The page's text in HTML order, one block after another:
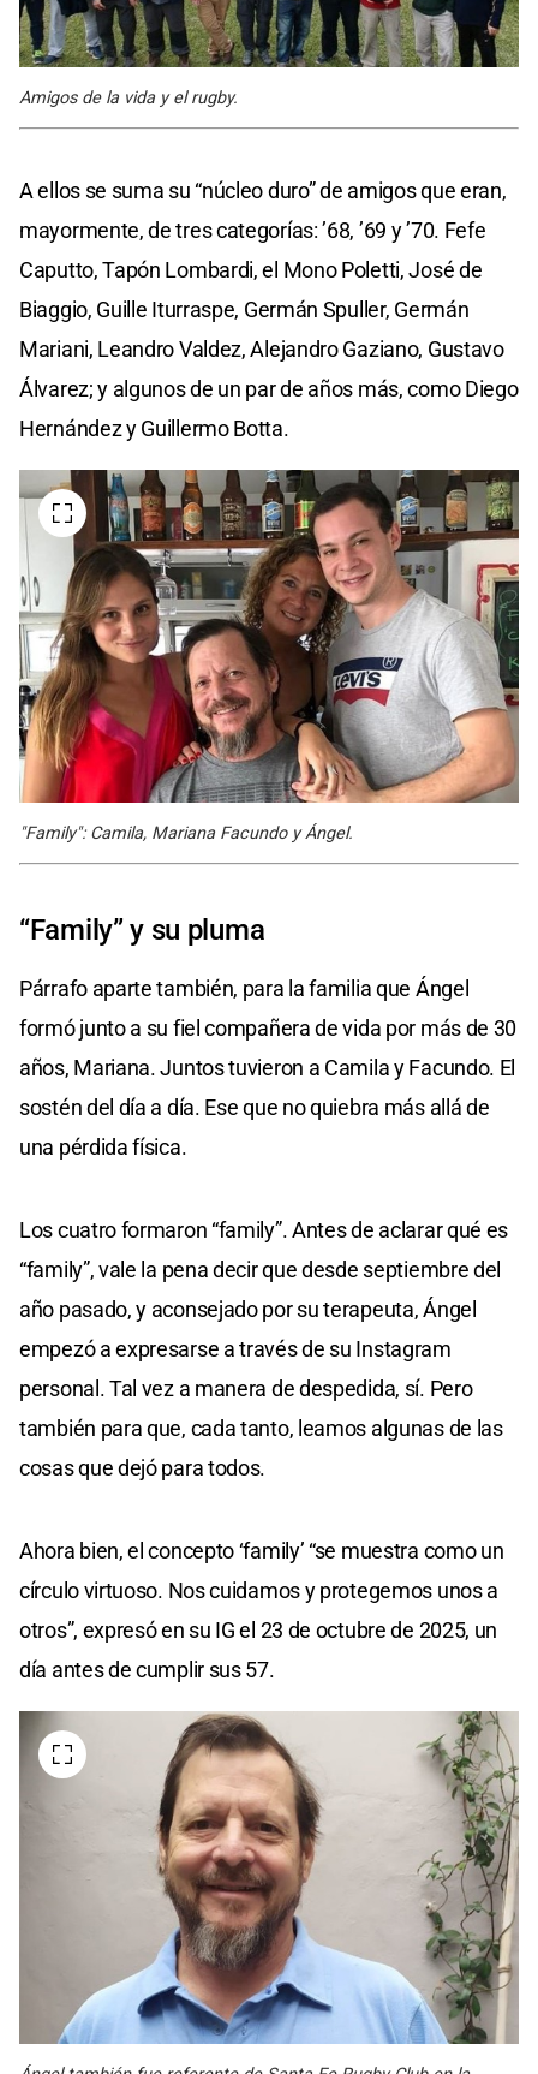
Amigos de la vida y el rugby.
A ellos se suma su “núcleo duro” de amigos que eran,
mayormente, de tres categorías: ’68, ’69 y ’70. Fefe
Caputto, Tapón Lombardi, el Mono Poletti, José de
Biaggio, Guille Iturraspe, Germán Spuller, Germán
Mariani, Leandro Valdez, Alejandro Gaziano, Gustavo
Álvarez; y algunos de un par de años más, como Diego
Hernández y Guillermo Botta.
"Family": Camila, Mariana Facundo y Ángel.
“Family” y su pluma
Párrafo aparte también, para la familia que Ángel
formó junto a su fiel compañera de vida por más de 30
años, Mariana. Juntos tuvieron a Camila y Facundo. El
sostén del día a día. Ese que no quiebra más allá de
una pérdida física.
Los cuatro formaron “family”. Antes de aclarar qué es
“family”, vale la pena decir que desde septiembre del
año pasado, y aconsejado por su terapeuta, Ángel
empezó a expresarse a través de su Instagram
personal. Tal vez a manera de despedida, sí. Pero
también para que, cada tanto, leamos algunas de las
cosas que dejó para todos.
Ahora bien, el concepto ‘family’ “se muestra como un
círculo virtuoso. Nos cuidamos y protegemos unos a
otros”, expresó en su IG el 23 de octubre de 2025, un
día antes de cumplir sus 57.